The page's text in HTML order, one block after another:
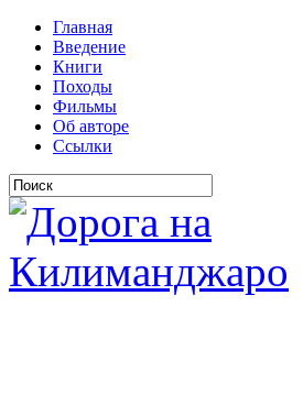
Главная
Введение
Книги
Походы
Фильмы
Об авторе
Ссылки